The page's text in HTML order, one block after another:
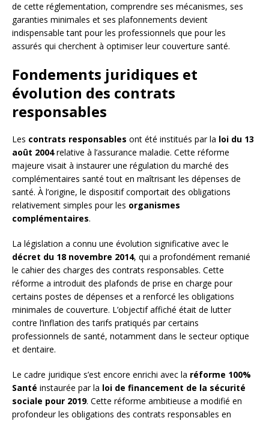
de cette réglementation, comprendre ses mécanismes, ses
garanties minimales et ses plafonnements devient
indispensable tant pour les professionnels que pour les
assurés qui cherchent à optimiser leur couverture santé.
Fondements juridiques et
évolution des contrats
responsables
Les contrats responsables ont été institués par la loi du 13
août 2004relative à l’assurance maladie. Cette réforme
majeure visait à instaurer une régulation du marché des
complémentaires santé tout en maîtrisant les dépenses de
santé. À l’origine, le dispositif comportait des obligations
relativement simples pour les organismes
complémentaires.
La législation a connu une évolution significative avec le
décret du 18 novembre 2014, qui a profondément remanié
le cahier des charges des contrats responsables. Cette
réforme a introduit des plafonds de prise en charge pour
certains postes de dépenses et a renforcé les obligations
minimales de couverture. L’objectif affiché était de lutter
contre l’inflation des tarifs pratiqués par certains
professionnels de santé, notamment dans le secteur optique
et dentaire.
Le cadre juridique s’est encore enrichi avec la réforme 100%
Santé instaurée par la loi de financement de la sécurité
sociale pour 2019. Cette réforme ambitieuse a modifié en
profondeur les obligations des contrats responsables en